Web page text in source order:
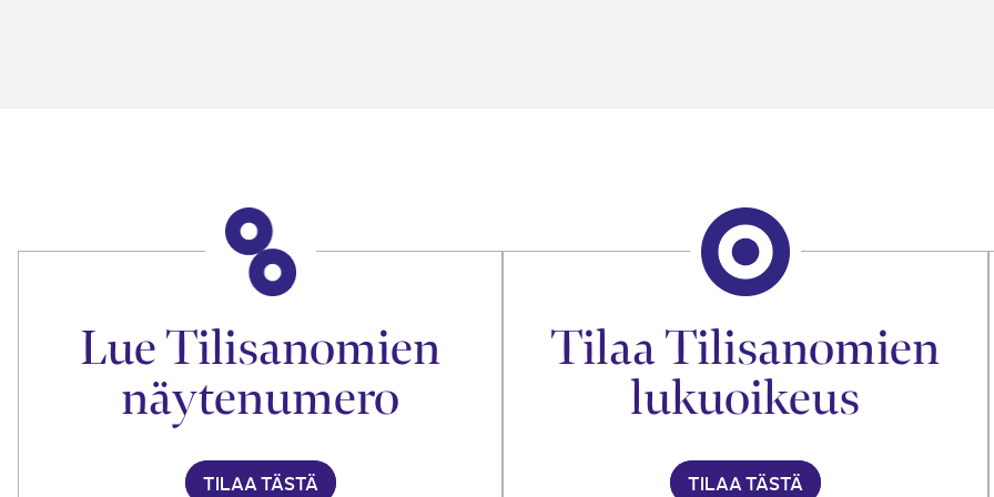
Lue Tilisanomien
näytenumero
TILAA TÄSTÄ
Tilaa Tilisanomien
lukuoikeus
TILAA TÄSTÄ